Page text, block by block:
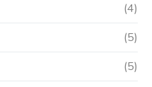
(4)
(5)
(5)